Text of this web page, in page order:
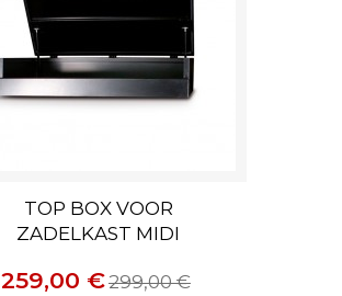
TOP BOX VOOR
ZADELKAST MIDI
259,00 €299,00 €